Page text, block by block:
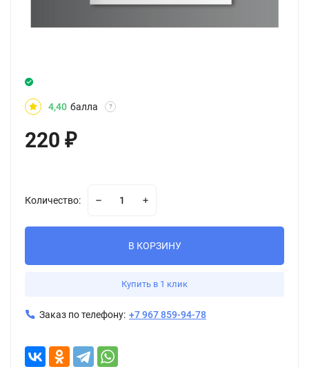
4,40 балла ?
220 ₽
Количество:
В КОРЗИНУ
Купить в 1 клик
Заказ по телефону: +7 967 859-94-78